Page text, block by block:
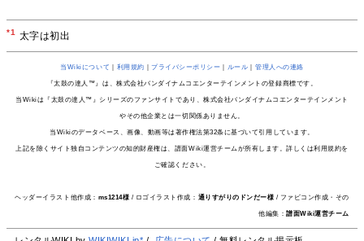
*1 太字は初出
当Wikiについて 利用規約 ｜プライバシーポリシー ルール ｜管理人への連絡
『太鼓の達人™』は、株式会社バンダイナムコエンターテインメントの登録商標です。
当Wikiは『太鼓の達人™』シリーズのファンサイトであり、株式会社バンダイナムコエンターテインメント
やその他企業とは一切関係ありません。
当Wikiのデータベース、画像、動画等は著作権法第32条に基づいて引用しています。
上記を除くサイト独自コンテンツの知的財産権は、譜面Wiki運営チームが所有します。詳しくは利用規約を
ご確認ください。
ヘッダーイラスト他作成： ms1214様 / ロゴイラスト作成： 通りすがりのドンだー様 / ファビコン作成・その
他編集：譜面Wiki運営チーム